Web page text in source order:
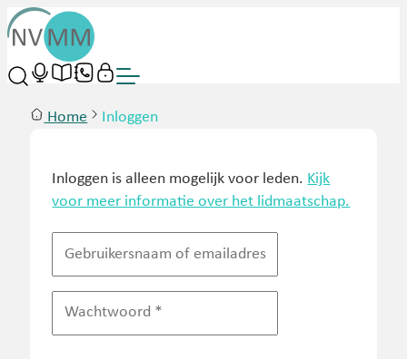
Home Inloggen
Inloggen is alleen mogelijk voor leden. Kijk
voor meer informatie over het lidmaatschap.